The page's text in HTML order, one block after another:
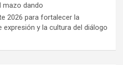
mazo dando
2026 para fortalecer la
expresión y la cultura del diálogo